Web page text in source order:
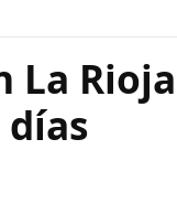
La Rioja